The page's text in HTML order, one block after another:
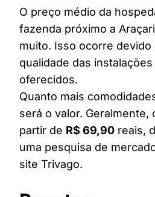
O preço médio da
fazenda próximo a
muito. Isso ocorre devido
qualidade das
oferecidos.
Quanto mais
será o valor. Geralmente,
partir de R$ 69,90 reais,
uma pesquisa de
site Trivago.